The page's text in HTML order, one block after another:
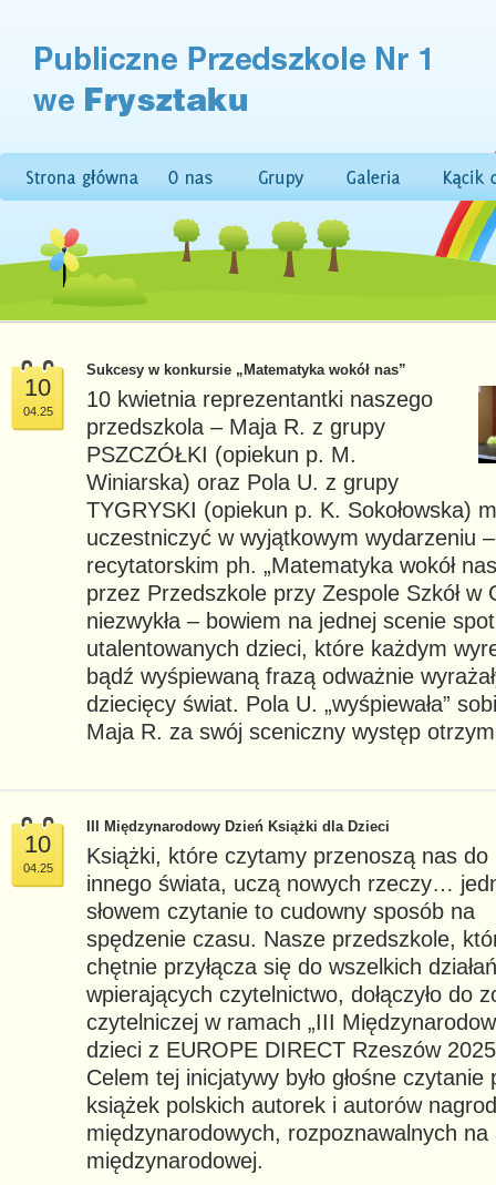
10
04.25
Sukcesy w konkursie „Matematyka wokół nas”
10 kwietnia reprezentantki naszego
przedszkola – Maja R. z grupy
PSZCZÓŁKI (opiekun p. M.
Winiarska) oraz Pola U. z grupy
TYGRYSKI (opiekun p. K. Sokołowska)
uczestniczyć w wyjątkowym wydarzeniu
recytatorskim ph. „Matematyka wokół
przez Przedszkole przy Zespole Szkół w
niezwykła – bowiem na jednej scenie
utalentowanych dzieci, które każdym
bądź wyśpiewaną frazą odważnie
dziecięcy świat. Pola U. „wyśpiewała”
Maja R. za swój sceniczny występ
10
04.25
III Międzynarodowy Dzień Książki dla Dzieci
Książki, które czytamy przenoszą nas do
innego świata, uczą nowych rzeczy…
słowem czytanie to cudowny sposób na
spędzenie czasu. Nasze przedszkole,
chętnie przyłącza się do wszelkich działań
wpierających czytelnictwo, dołączyło do
czytelniczej w ramach „III
dzieci z EUROPE DIRECT Rzeszów
Celem tej inicjatywy było głośne
książek polskich autorek i autorów
międzynarodowych, rozpoznawalnych na
międzynarodowej.